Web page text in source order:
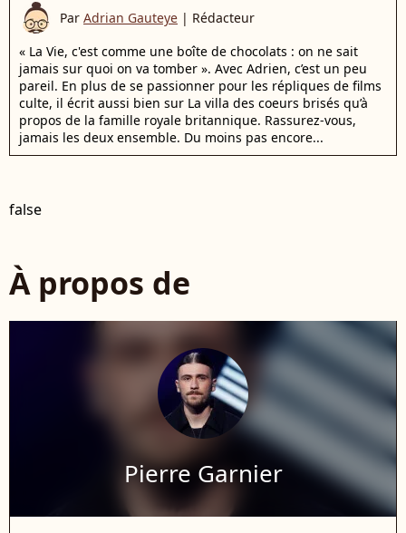
Par Adrian Gauteye | Rédacteur
« La Vie, c'est comme une boîte de chocolats : on ne sait
jamais sur quoi on va tomber ». Avec Adrien, c’est un peu
pareil. En plus de se passionner pour les répliques de films
culte, il écrit aussi bien sur La villa des coeurs brisés qu’à
propos de la famille royale britannique. Rassurez-vous,
jamais les deux ensemble. Du moins pas encore...
false
À propos de
Pierre Garnier